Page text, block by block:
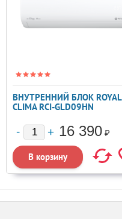
ВНУТРЕННИЙ БЛОК ROYAL
CLIMA RCI-GLD09HN
16 390 ₽